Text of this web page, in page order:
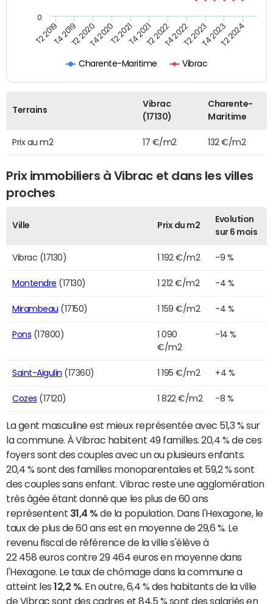
Charente-Maritime Vibrac
T2 2019T4 2019T2 2020T4 2020T2 2021T4 2021T2 2022T4 2022T2 2023T4 2023T2 2024
0
Terrains
Vibrac
(17130)
Charente-
Maritime
Prix au m2 17 €/m2 132 €/m2
Prix immobiliers à Vibrac et dans les villes
proches
Ville Prix du m2
Evolution
sur 6 mois
Vibrac (17130) 1 192 €/m2 -9 %
Montendre (17130) 1 212 €/m2 -4 %
Mirambeau (17150) 1 159 €/m2 -4 %
Pons (17800)
1 090
€/m2
-14 %
Saint-Aigulin (17360) 1 195 €/m2 +4 %
Cozes (17120) 1 822 €/m2 -8 %
La gent masculine est mieux représentée avec 51,3 % sur
la commune. À Vibrac habitent 49 familles. 20,4 % de ces
foyers sont des couples avec un ou plusieurs enfants.
20,4 % sont des familles monoparentales et 59,2 % sont
des couples sans enfant. Vibrac reste une agglomération
très âgée étant donné que les plus de 60 ans
représentent 31,4 % de la population. Dans l'Hexagone, le
taux de plus de 60 ans est en moyenne de 29,6 %. Le
revenu fiscal de référence de la ville s'élève à
22 458 euros contre 29 464 euros en moyenne dans
l'Hexagone. Le taux de chômage dans la commune a
atteint les12,2 % . En outre, 6,4 % des habitants de la ville
de Vibrac sont des cadres et 84,5 % sont des salariés en